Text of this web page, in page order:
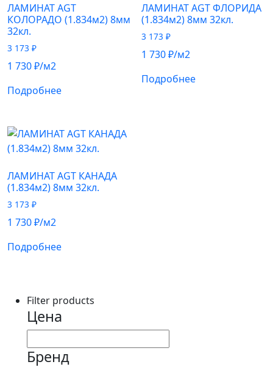
ЛАМИНАТ AGT
КОЛОРАДО (1.834м2) 8мм
32кл.
3 173 ₽
1 730₽/м2
Подробнее
ЛАМИНАТ AGT ФЛОРИДА
(1.834м2) 8мм 32кл.
3 173₽
1 730₽/м2
Подробнее
ЛАМИНАТ AGT КАНАДА
(1.834м2) 8мм 32кл.
3 173 ₽
1 730₽/м2
Подробнее
Filter products
Цена
Бренд